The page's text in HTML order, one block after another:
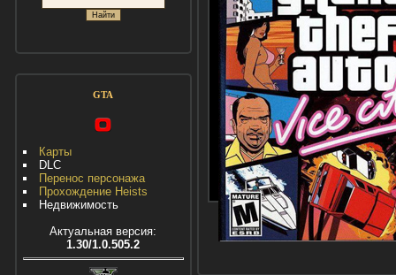
GTA
Карты
DLC
Перенос персонажа
Прохождение Heists
Недвижимость
Актуальная версия:
1.30/1.0.505.2